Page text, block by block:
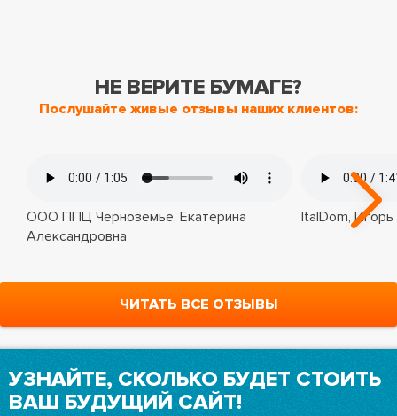
НЕ ВЕРИТЕ БУМАГЕ?
Послушайте живые отзывы наших клиентов:
ООО ППЦ Черноземье, Екатерина
Александровна
ItalDom, Игорь
ЧИТАТЬ ВСЕ ОТЗЫВЫ
УЗНАЙТЕ, СКОЛЬКО БУДЕТ СТОИТЬ
ВАШ БУДУЩИЙ САЙТ!